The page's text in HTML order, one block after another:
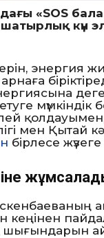
«SOS
күн
энергия
деген
мүмкіндік
мен Қытай
бірлесе
кеңінен